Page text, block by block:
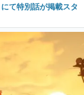
て特別話が掲載スタ